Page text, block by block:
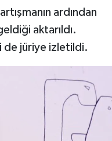
ardından
aktarıldı.
de jüriye izletildi.